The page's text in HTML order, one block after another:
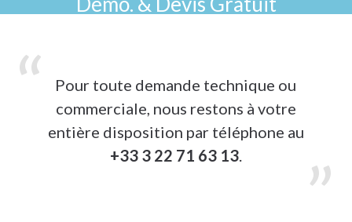
Pour toute demande technique ou
commerciale, nous restons à votre
entière disposition par téléphone au
+33 3 22 71 63 13.